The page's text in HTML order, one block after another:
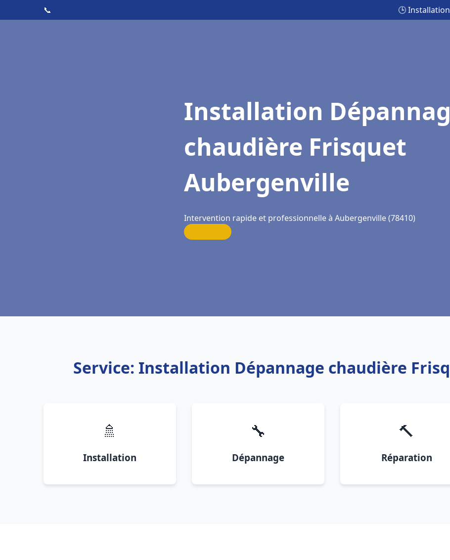
📞 🕒
Installation
chaudière Frisquet
Aubergenville
Intervention rapide et professionnelle à Aubergenville (78410)
Service: Installation Dépannage chaudière
🚿
Installation
🔧
Dépannage
🔨
Réparation